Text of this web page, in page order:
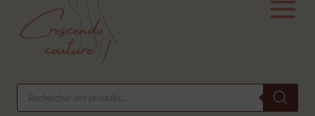
Recherche
produits